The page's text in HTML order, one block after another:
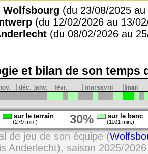
Wolfsbourg (du 23/08/2025
(du 12/02/2026 au 13/
(du 08/02/2026 au
et bilan de son temps
déc. janv. févr. marsavril mai
juin
sur le terrain
(279 min.) 30% sur le banc
(1101 min.)
de jeu de son équipe (
Anderlecht), saison 2025/